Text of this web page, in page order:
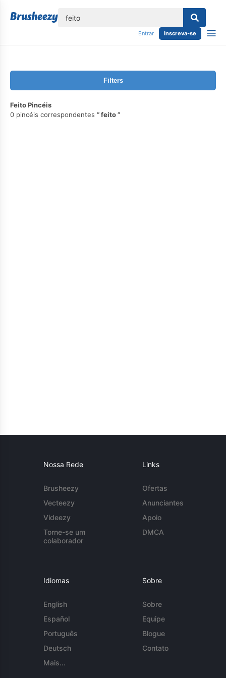
Entrar Inscreva-se
Filters
Feito Pincéis
0 pincéis correspondentes
feito
Nossa Rede
Brusheezy
Vecteezy
Videezy
Torne-se um
colaborador
Links
Ofertas
Anunciantes
Apoio
DMCA
Idiomas
English
Español
Português
Deutsch
Mais...
Sobre
Sobre
Equipe
Blogue
Contato